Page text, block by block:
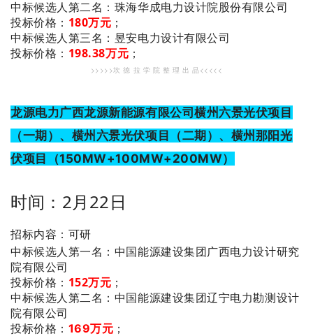
中标候选人第二名 ：珠海华成电力设计院股份有限公司
投标价格： 180万元 ；
中标候选人第三名 ：昱安电力设计有限公司
投标价格： 198.38万元 ；
>>>>>坎 德 拉 学 院 整 理 出 品<<<<<
龙源电力广西龙源新能源有限公司横州六景光伏项目
（一期）、横州六景光伏项目（二期）、横州那阳光
伏项目（150MW+100MW+200MW）
时间：2月22日
招标内容：可研
中标候选人第一名 ：中国能源建设集团广西电力设计研究
院有限公司
投标价格： 152万元 ；
中标候选人第二名 ：中国能源建设集团辽宁电力勘测设计
院有限公司
投标价格： 169万元 ；